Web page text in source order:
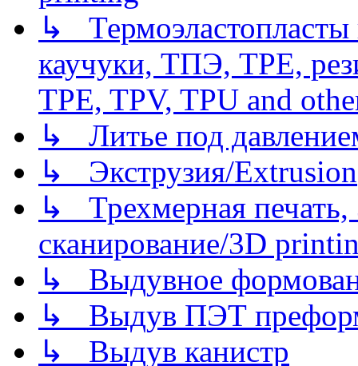
↳
каучуки, ТПЭ, TPE,
TPE, TPV, TPU and
↳ Литье под
↳ Экструзия/Extrusion
↳ Трехмерная
сканирование/3D
↳ Выдувное
↳ Выдув ПЭТ
↳ Выдув канистр